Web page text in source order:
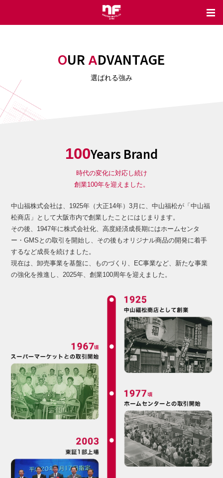
OUR ADVANTAGE
選ばれる強み
100Years Brand
時代の変化に対応し続け
創業100年を迎えました。
中山福株式会社は、1925年（大正14年）3月に、中山福松が「中山福
松商店」として大阪市内で創業したことにはじまります。
その後、1947年に株式会社化、高度経済成長期にはホームセンタ
ー・GMSとの取引を開始し、その後もオリジナル商品の開発に着手
するなど成長を続けました。
現在は、卸売事業を基盤に、ものづくり、EC事業など、新たな事業
の強化を推進し、2025年、創業100周年を迎えました。